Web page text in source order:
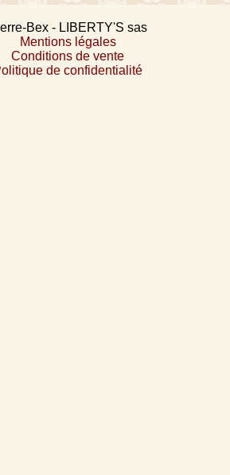
Bex - LIBERTY'S sas
Mentions légales
Conditions de vente
de confidentialité